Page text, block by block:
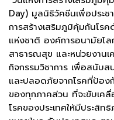
Day) มูลนิธิวัคซีนเพื่อประช
การสร้างเสริมภูมิคุ้มกันโร
แห่งชาติ องค์การอนามัยโล
สาธารณสุข และหน่วยงาน
กิจกรรมวิชาการ เพื่อสนับ
และปลอดภัยจากโรคที่ป้อ
ของทุกภาคส่วน ที่จะขับเค
โรคของประเทศให้มีประสิท